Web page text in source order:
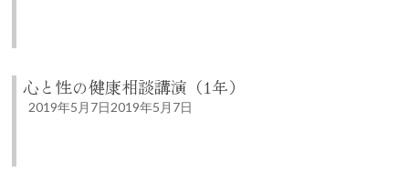
心と性の健康相談講演（1年）
2019年5月7日2019年5月7日